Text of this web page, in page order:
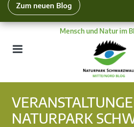
Zum neuen Blog
Mensch und Natur im
NATURPARK